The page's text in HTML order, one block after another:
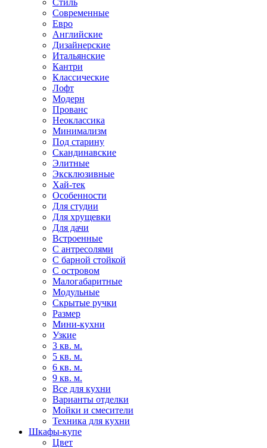
Стиль
Современные
Евро
Английские
Дизайнерские
Итальянские
Кантри
Классические
Лофт
Модерн
Прованс
Неоклассика
Минимализм
Под старину
Скандинавские
Элитные
Эксклюзивные
Хай-тек
Особенности
Для студии
Для хрущевки
Для дачи
Встроенные
С антресолями
С барной стойкой
С островом
Малогабаритные
Модульные
Скрытые ручки
Размер
Мини-кухни
Узкие
3 кв. м.
5 кв. м.
6 кв. м.
9 кв. м.
Все для кухни
Варианты отделки
Мойки и смесители
Техника для кухни
Шкафы-купе
Цвет